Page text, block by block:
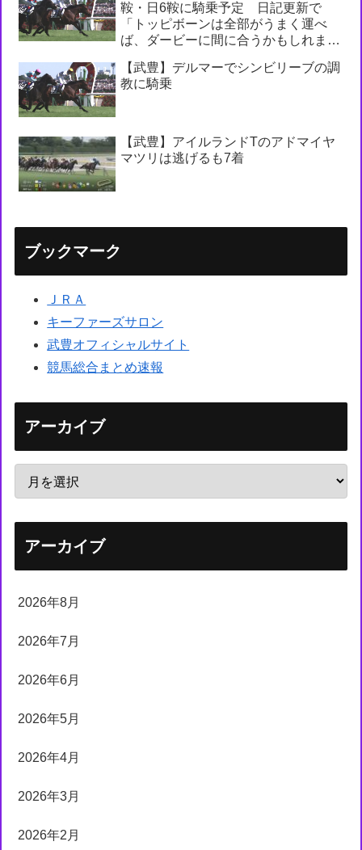
鞍・日6鞍に騎乗予定 日記更新で
「トッピボーンは全部がうまく運べ
ば、ダービーに間に合うかもしれませ
【武豊】デルマーでシンビリーブの調
教に騎乗
【武豊】アイルランドTのアドマイヤ
マツリは逃げるも7着
ブックマーク
ＪＲＡ
キーファーズサロン
武豊オフィシャルサイト
競馬総合まとめ速報
アーカイブ
アーカイブ
2026年8月
2026年7月
2026年6月
2026年5月
2026年4月
2026年3月
2026年2月